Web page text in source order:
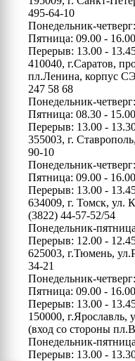
495-64-10
Понедельник-
Пятница: 09.00 -
Перерыв: 13.00 -
410040, г.Саратов,
пл.Ленина, корпус
247 58 68
Понедельник-
Пятница: 08.30 -
Перерыв: 13.00 -
355003, г.
90-10
Понедельник-
Пятница: 09.00 -
Перерыв: 13.00 -
634009, г. Томск, ул.
(3822) 44-57-52/54
Понедельник-
Перерыв: 12.00 -
625003, г.Тюмень,
34-21
Понедельник-
Пятница: 09.00 -
Перерыв: 13.00 -
150000,
(вход со стороны
Понедельник-
Перерыв: 13.00 -